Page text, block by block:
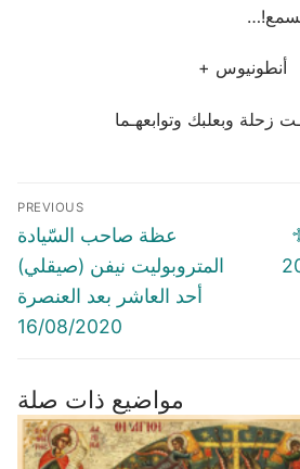
+ أنطونيوس
زحلة وبعلبك وتوابعهـما
Post
navigation
PREVIOUS
Previous
post:
عظة صاحب السّيادة
المتروبوليت نيفن (صيقلي)
أحد العاشر بعد العنصرة
16/08/2020
♱
مواضيع ذات صلة